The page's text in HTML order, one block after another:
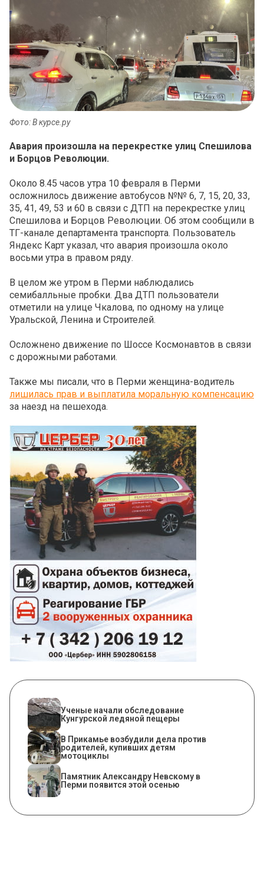
Фото: В курсе.ру
Авария произошла на перекрестке улиц Спешилова
и Борцов Революции.
Около 8.45 часов утра 10 февраля в Перми
осложнилось движение автобусов №№ 6, 7, 15, 20, 33,
35, 41, 49, 53 и 60 в связи с ДТП на перекрестке улиц
Спешилова и Борцов Революции. Об этом сообщили в
ТГ-канале департамента транспорта. Пользователь
Яндекс Карт указал, что авария произошла около
восьми утра в правом ряду.
В целом же утром в Перми наблюдались
семибалльные пробки. Два ДТП пользователи
отметили на улице Чкалова, по одному на улице
Уральской, Ленина и Строителей.
Осложнено движение по Шоссе Космонавтов в связи
с дорожными работами.
Также мы писали, что в Перми женщина-водитель
лишилась прав и выплатила моральную компенсацию
за наезд на пешехода.
Ученые начали обследование
Кунгурской ледяной пещеры
В Прикамье возбудили дела против
родителей, купивших детям
мотоциклы
​Памятник Александру Невскому в
Перми появится этой осенью